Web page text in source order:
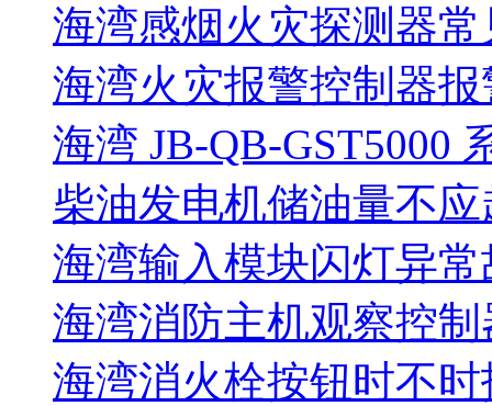
海湾感烟火灾探测器
海湾火灾报警控制器报
海湾 JB-QB-GST5000
柴油发电机储油量不应
海湾输入模块闪灯异
海湾消防主机观察控制
海湾消火栓按钮时不